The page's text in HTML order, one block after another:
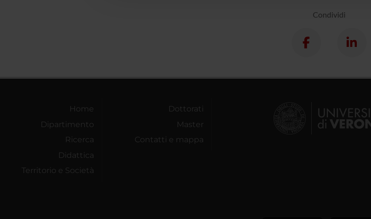
Condividi
Home
Dipartimento
Ricerca
Didattica
Territorio e Società
Dottorati
Master
Contatti e mappa